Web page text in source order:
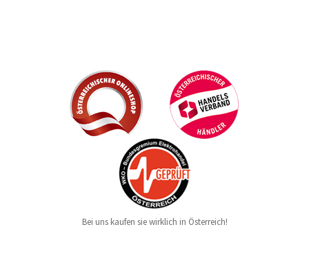
Bei uns kaufen sie wirklich in Österreich!